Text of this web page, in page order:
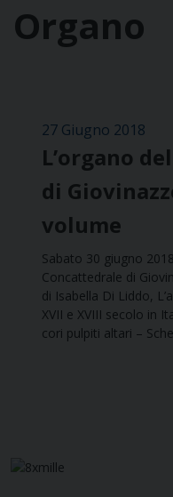
Organo
27 Giugno 2018
L’organo
di
volume
Sabato 30 giugno
Concattedrale di
di Isabella Di Liddo,
XVII e XVIII secolo in
cori pulpiti altari –